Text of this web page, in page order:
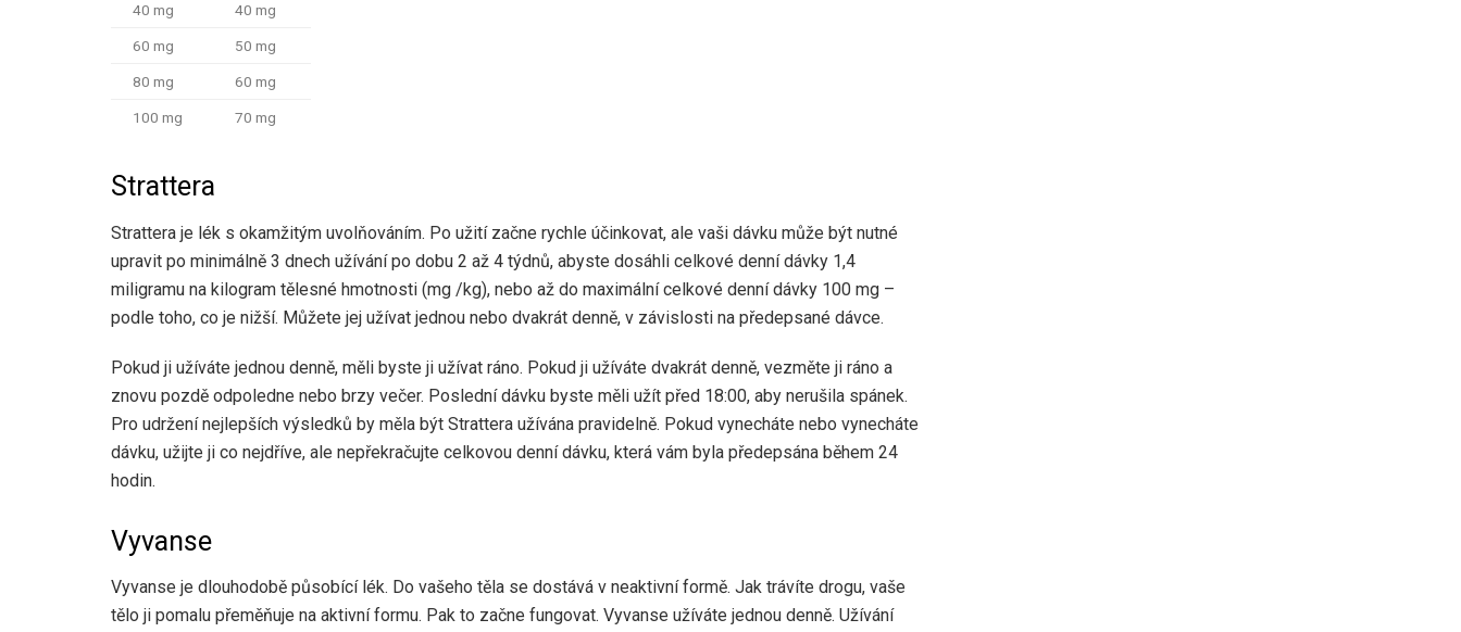
40 mg 40 mg
60 mg 50 mg
80 mg 60 mg
100 mg 70 mg
Strattera
Strattera je lék s okamžitým uvolňováním. Po užití začne rychle účinkovat, ale vaši dávku může být nutné
upravit po minimálně 3 dnech užívání po dobu 2 až 4 týdnů, abyste dosáhli celkové denní dávky 1,4
miligramu na kilogram tělesné hmotnosti (mg /kg), nebo až do maximální celkové denní dávky 100 mg –
podle toho, co je nižší. Můžete jej užívat jednou nebo dvakrát denně, v závislosti na předepsané dávce.
Pokud ji užíváte jednou denně, měli byste ji užívat ráno. Pokud ji užíváte dvakrát denně, vezměte ji ráno a
znovu pozdě odpoledne nebo brzy večer. Poslední dávku byste měli užít před 18:00, aby nerušila spánek.
Pro udržení nejlepších výsledků by měla být Strattera užívána pravidelně. Pokud vynecháte nebo vynecháte
dávku, užijte ji co nejdříve, ale nepřekračujte celkovou denní dávku, která vám byla předepsána během 24
hodin.
Vyvanse
Vyvanse je dlouhodobě působící lék. Do vašeho těla se dostává v neaktivní formě. Jak trávíte drogu, vaše
tělo ji pomalu přeměňuje na aktivní formu. Pak to začne fungovat. Vyvanse užíváte jednou denně. Užívání